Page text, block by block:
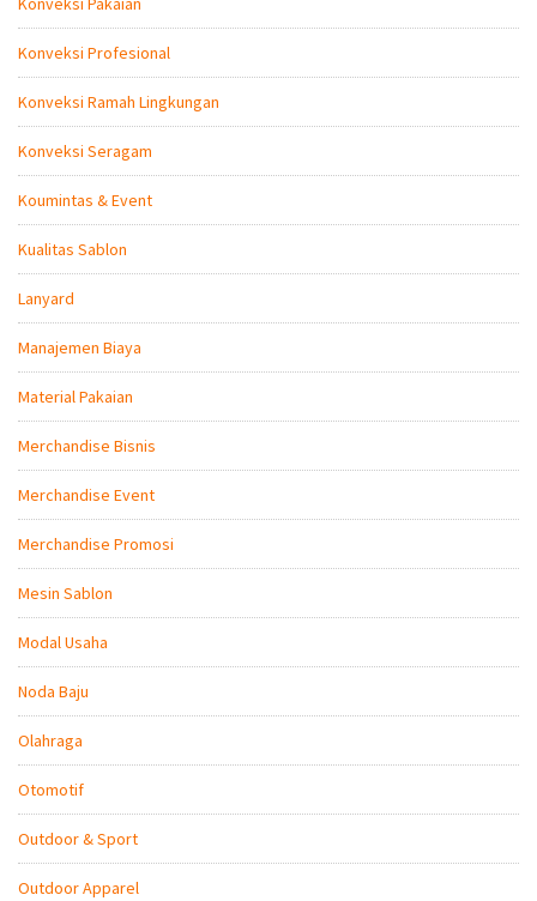
Konveksi Profesional
Konveksi Ramah Lingkungan
Konveksi Seragam
Koumintas & Event
Kualitas Sablon
Lanyard
Manajemen Biaya
Material Pakaian
Merchandise Bisnis
Merchandise Event
Merchandise Promosi
Mesin Sablon
Modal Usaha
Noda Baju
Olahraga
Otomotif
Outdoor & Sport
Outdoor Apparel